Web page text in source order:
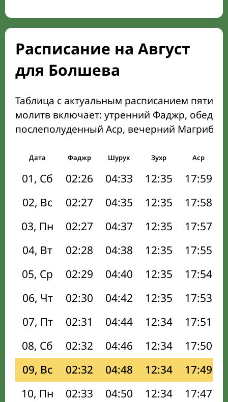
Расписание на Август
для Болшева
Таблица с актуальным расписанием пяти
молитв включает: утренний Фаджр,
послеполуденный Аср, вечерний Магриб
Дата Фаджр Шурук Зухр Аср
01, Сб 02:26 04:33 12:35 17:59
02, Вс
02:27 04:35 12:35 17:58
03, Пн
02:27 04:37 12:35 17:57
04, Вт
02:28 04:38 12:35 17:55
05, Ср
02:29 04:40 12:35 17:54
06, Чт
02:30 04:42 12:35 17:53
07, Пт
02:31 04:44 12:34 17:51
08, Сб
02:32 04:46 12:34 17:50
09, Вс
02:32 04:48 12:34 17:49
10, Пн
02:33 04:50 12:34 17:47